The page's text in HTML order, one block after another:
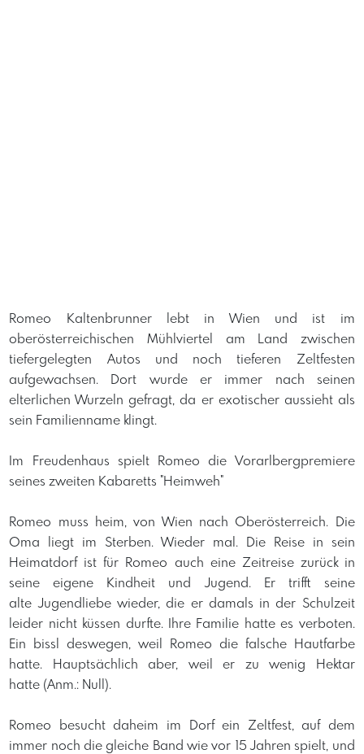
Romeo Kaltenbrunner lebt in Wien und ist im
oberösterreichischen Mühlviertel am Land zwischen
tiefergelegten Autos und noch tieferen Zeltfesten
aufgewachsen. Dort wurde er immer nach seinen
elterlichen Wurzeln gefragt, da er exotischer aussieht als
sein Familienname klingt.
Im Freudenhaus spielt Romeo die Vorarlbergpremiere
seines zweiten Kabaretts "Heimweh"
Romeo muss heim, von Wien nach Oberösterreich. Die
Oma liegt im Sterben. Wieder mal. Die Reise in sein
Heimatdorf ist für Romeo auch eine Zeitreise zurück in
seine eigene Kindheit und Jugend. Er trifft seine
alte Jugendliebe wieder, die er damals in der Schulzeit
leider nicht küssen durfte. Ihre Familie hatte es verboten.
Ein bissl deswegen, weil Romeo die falsche Hautfarbe
hatte. Hauptsächlich aber, weil er zu wenig Hektar
hatte (Anm.: Null).
Romeo besucht daheim im Dorf ein Zeltfest, auf dem
immer noch die gleiche Band wie vor 15 Jahren spielt, und